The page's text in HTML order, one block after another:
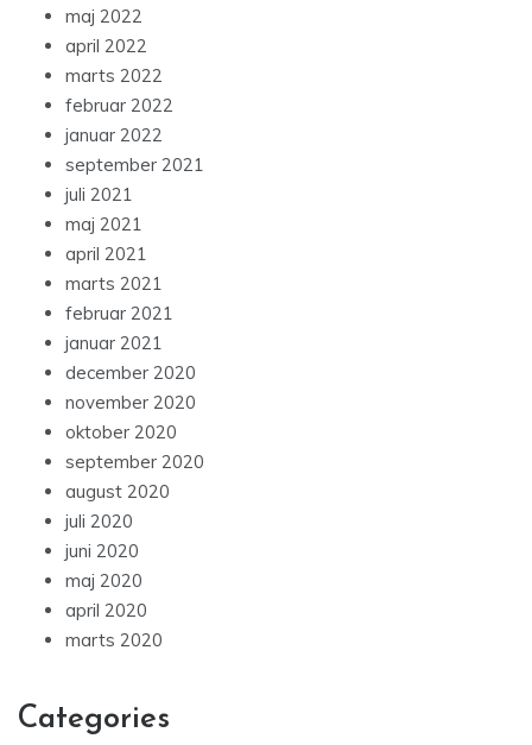
maj 2022
april 2022
marts 2022
februar 2022
januar 2022
september 2021
juli 2021
maj 2021
april 2021
marts 2021
februar 2021
januar 2021
december 2020
november 2020
oktober 2020
september 2020
august 2020
juli 2020
juni 2020
maj 2020
april 2020
marts 2020
Categories